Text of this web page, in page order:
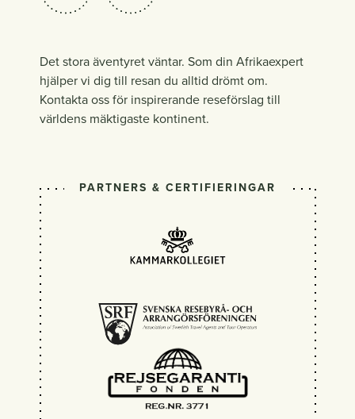
Det stora äventyret väntar. Som din Afrikaexpert
hjälper vi dig till resan du alltid drömt om.
Kontakta oss för inspirerande reseförslag till
världens mäktigaste kontinent.
PARTNERS & CERTIFIERINGAR